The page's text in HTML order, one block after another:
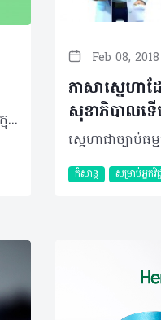
ជាធម្មតា ពេលដែលយើងកំពុងជិះកង់ ម៉ូតូ ឬ ដើរលេងក្នុងភ្នំពេញ យើងមិនសូវចាប់អារម្មណ៍ឃើញរូបគេគូរលើជញ្ជាំងនោះទេ។ ទាល់តែព្យាយាមរកមើលវាទើបឃើញ ដោយសារវាភាគច្រើនលាក់ខ្លួន សម្ងំនៅក្នុងប្លុកដែលមិនសូវមានមនុស្សរស់នៅ ឬនៅក្នុងផ្លូវតូចៗជាដើម។ មូលហេតុនេះហើយដែលធ្វើឲ្យសិល្បៈប្រភេទនេះខុសគេ ដោយសារយើងតែងជួបវាដោយមិនបានរំពឹងទុក ហាក់ដូចជាប្រទះឃើញរឿងសម្ងាត់មួយអញ្ចឹង។ តែបើអញ្ចឹង យើងធ្វើយ៉ាងណាទើបរកពួកវាឃើញ? អ្នកអាចធ្វើដូចពួកយើង ខ្ចប់នំចំនី និងទឹក ហើយដើររកពួកវាមួយរសៀលនៅថ្ងៃសម្រាកណាមួយ។ គ្រាន់តែបេសកកម្មដើររកពួកវាហ្នឹង ក៏សប្បាយទៅហើយ! តើអ្នកធ្លាប់បានឃើញគំនូរទាំងនេះនៅក្នុងទីក្រុងភ្នំពេញទេ? នេះតម្រុយខ្លះ៖ នៅជិតៗរាជវាំងយើងហ្នឹងឯង។ ខំប្រឹងរកមើលផ្ទះវីឡាចាស់មួយនៅលើផ្លូវសម្តេចសុធារស។ បន្ទាប់មក ដើរទៅផ្លូវ ២៤៤ និងផ្លូវតូចៗដែលនៅជិតៗនោះ។ បើរកឃើញ កុំភ្លេចផ្ញើររូបដែលអ្នកថតបានមកឲ្យយើងផង! អត្ថបទជាភាសាអង់គ្លេស ៖ Art Gallery in Your Streets អត្ថបទដោយ ៖ Vayo -------------------------- វប្បធម៌វ៉ិបសាយ គឺជាវ៉ិបសាយទ្វេភាសានិយាយពីចំណេះដឹងដែលធ្វើឲ្យជីវិតយើងមានន័យជាងមុន! បើចង់អាន មើល និងស្តាប់បន្ថែម សូមចូលទៅកាន់៖ www.wapatoa.com Wapatoa is a bilingual website aims at providing content that makes life more meaningful! If you want to read, watch and listen more, go to wapatoa.com Facebook : វប្បធម៌ - Wapatoa
Feb 08, 2018
ភាសាស្នេហា
សុខាភិបាលទ
កំសាន្ត សម្រាប់អ្នក